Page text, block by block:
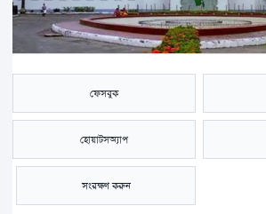
ফেসবুক
হোয়াটসঅ্যাপ
সংরক্ষণ করুন